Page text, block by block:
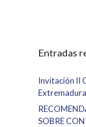
Entradas
Invitación II
SOBRE